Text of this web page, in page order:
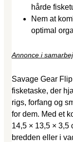
hårde
Nem at
optimal
Annonce i
Savage Gear
fisketaske, der
rigs, forfang og
for dem. Med et
14,5 × 13,5 × 3,5
bredden eller i